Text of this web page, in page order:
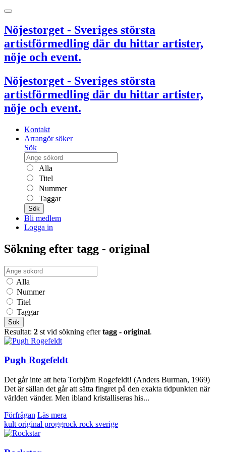
Nöjestorget - Sveriges största
artistförmedling där du hittar artister,
nöje och event.
Nöjestorget - Sveriges största
artistförmedling där du hittar artister,
nöje och event.
Kontakt
Arrangör söker
Sök
Alla
Titel
Nummer
Taggar
Sök
Bli medlem
Logga in
Sökning efter tagg - original
Alla
Nummer
Titel
Taggar
Sök
Resultat: 2 st vid sökning eftertagg - original.
Pugh Rogefeldt
Det går inte att heta Torbjörn Rogefeldt! (Anders Burman, 1969)
Det är sällan det går att sätta fingret på den exakta tidpunkten när
världen vänder. Men ibland kristalliseras his...
Förfrågan Läs mera
kult original proggrock rock sverige